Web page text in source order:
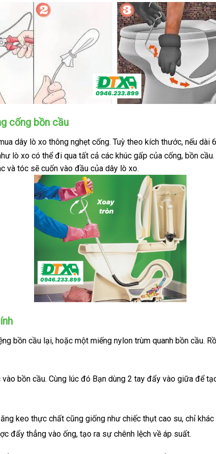
cống bồn cầu
dây lò xo thông nghẹt cống. Tuỳ theo kích thước, nếu dài
lò xo có thể đi qua tất cả các khúc gấp của cống, bồn
và tóc sẽ cuốn vào đầu của dây lò xo.
bồn cầu lại, hoặc một miếng nylon trùm quanh bồn cầu.
vào bồn cầu. Cùng lúc đó Bạn dùng 2 tay đẩy vào giữa để
keo thực chất cũng giống như chiếc thụt cao su, chỉ
đẩy thẳng vào ống, tạo ra sự chênh lệch về áp suất.